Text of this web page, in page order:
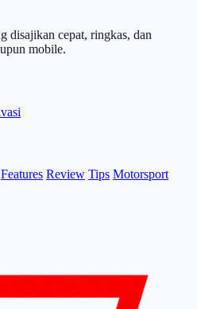
disajikan cepat, ringkas, dan
mobile.
Features Review Tips Motorsport